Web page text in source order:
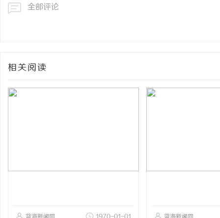
全部评论
相关阅读